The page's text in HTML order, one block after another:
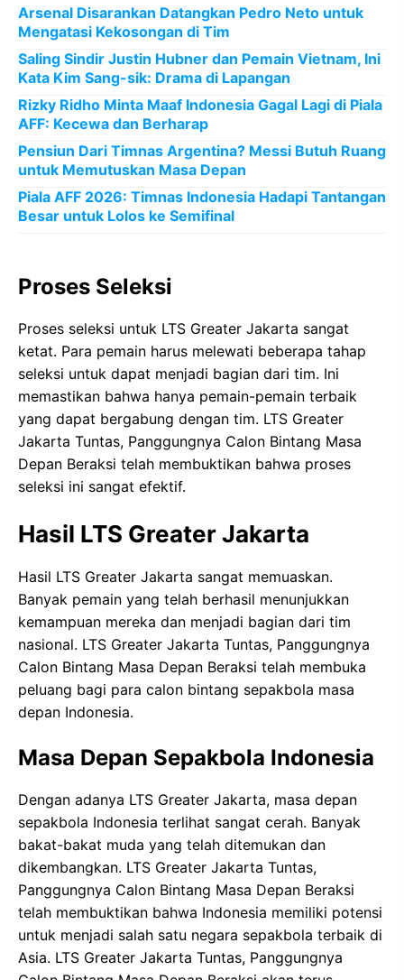
Arsenal Disarankan Datangkan Pedro Neto untuk
Mengatasi Kekosongan di Tim
Saling Sindir Justin Hubner dan Pemain Vietnam, Ini
Kata Kim Sang-sik: Drama di Lapangan
Rizky Ridho Minta Maaf Indonesia Gagal Lagi di Piala
AFF: Kecewa dan Berharap
Pensiun Dari Timnas Argentina? Messi Butuh Ruang
untuk Memutuskan Masa Depan
Piala AFF 2026: Timnas Indonesia Hadapi Tantangan
Besar untuk Lolos ke Semifinal
Proses Seleksi
Proses seleksi untuk LTS Greater Jakarta sangat
ketat. Para pemain harus melewati beberapa tahap
seleksi untuk dapat menjadi bagian dari tim. Ini
memastikan bahwa hanya pemain-pemain terbaik
yang dapat bergabung dengan tim. LTS Greater
Jakarta Tuntas, Panggungnya Calon Bintang Masa
Depan Beraksi telah membuktikan bahwa proses
seleksi ini sangat efektif.
Hasil LTS Greater Jakarta
Hasil LTS Greater Jakarta sangat memuaskan.
Banyak pemain yang telah berhasil menunjukkan
kemampuan mereka dan menjadi bagian dari tim
nasional. LTS Greater Jakarta Tuntas, Panggungnya
Calon Bintang Masa Depan Beraksi telah membuka
peluang bagi para calon bintang sepakbola masa
depan Indonesia.
Masa Depan Sepakbola Indonesia
Dengan adanya LTS Greater Jakarta, masa depan
sepakbola Indonesia terlihat sangat cerah. Banyak
bakat-bakat muda yang telah ditemukan dan
dikembangkan. LTS Greater Jakarta Tuntas,
Panggungnya Calon Bintang Masa Depan Beraksi
telah membuktikan bahwa Indonesia memiliki potensi
untuk menjadi salah satu negara sepakbola terbaik di
Asia. LTS Greater Jakarta Tuntas, Panggungnya